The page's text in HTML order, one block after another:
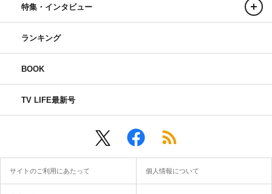
特集・インタビュー
ランキング
BOOK
TV LIFE最新号
サイトのご利用にあたって 個人情報について